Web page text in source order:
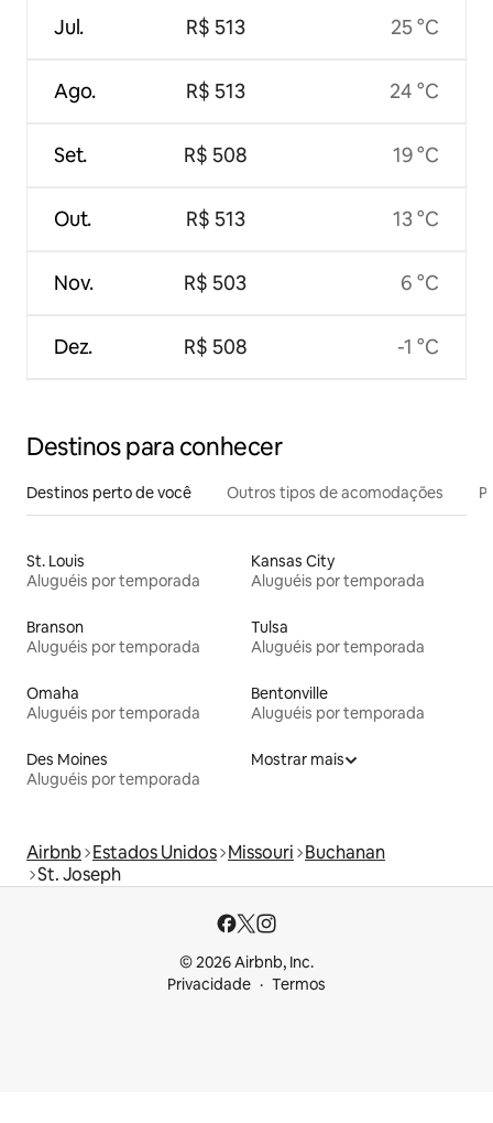
Jul.
Ago.
Set.
Out.
Nov.
Dez.
R$ 513
R$ 513
R$ 508
R$ 513
R$ 503
R$ 508
25 °C
24 °C
19 °C
13 °C
6 °C
-1 °C
Destinos para conhecer
Destinos perto de você Outros tipos de acomodações
St. Louis
Aluguéis por temporada
Kansas City
Aluguéis por temporada
Branson
Aluguéis por temporada
Tulsa
Aluguéis por temporada
Omaha
Aluguéis por temporada
Bentonville
Aluguéis por temporada
Des Moines
Aluguéis por temporada
Mostrar mais
Airbnb Estados Unidos Missouri Buchanan
St. Joseph
© 2026 Airbnb, Inc.
Privacidade
Termos